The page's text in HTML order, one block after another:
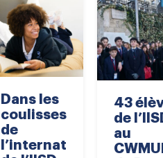
Dans les
coulisses
de
l’internat
43
de
au